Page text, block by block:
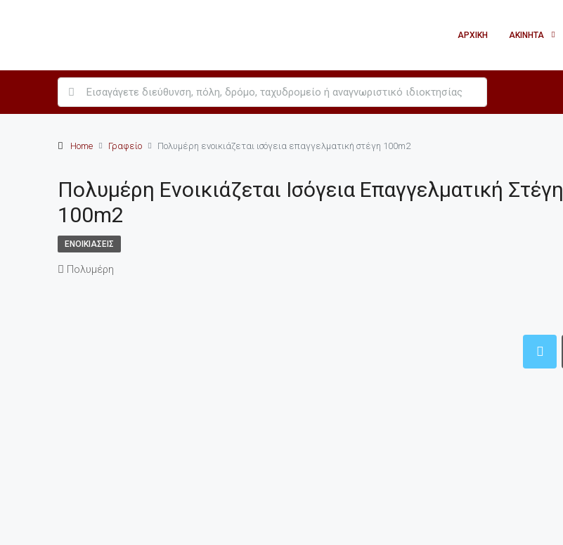
ΑΡΧΙΚΉ ΑΚΊΝΗΤΑ
Home Γραφείο Πολυμέρη ενοικιάζεται ισόγεια επαγγελματική στέγη 100m2
Πολυμέρη Ενοικιάζεται Ισόγεια Επαγγελματική Στέγη
100m2
ΕΝΟΙΚΙΆΣΕΙΣ
Πολυμέρη